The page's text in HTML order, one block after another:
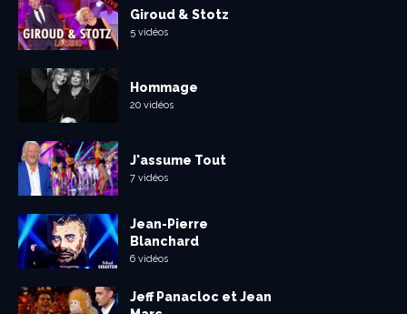
Giroud & Stotz
5 vidéos
Hommage
20 vidéos
J'assume Tout
7 vidéos
Jean-Pierre
Blanchard
6 vidéos
Jeff Panacloc et Jean